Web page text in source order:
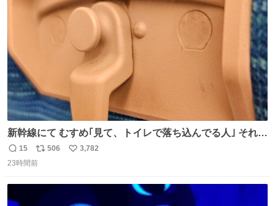
数
新幹線にて むすめ｢見て、トイレで落ち込んでる人｣ それに
しか見えなくなった どうしてくれるんだ
返
信
15
リ
ポ
506
い
3,782
23時間前